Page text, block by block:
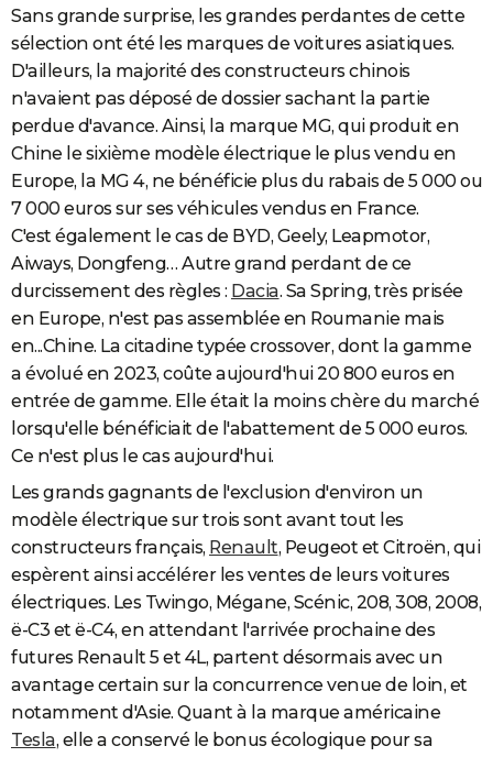
Sans grande surprise, les grandes perdantes de cette
sélection ont été les marques de voitures asiatiques.
D'ailleurs, la majorité des constructeurs chinois
n'avaient pas déposé de dossier sachant la partie
perdue d'avance. Ainsi, la marque MG, qui produit en
Chine le sixième modèle électrique le plus vendu en
Europe, la MG 4, ne bénéficie plus du rabais de 5 000 ou
7 000 euros sur ses véhicules vendus en France.
C'est également le cas de BYD, Geely, Leapmotor,
Aiways, Dongfeng… Autre grand perdant de ce
durcissement des règles : Dacia. Sa Spring, très prisée
en Europe, n'est pas assemblée en Roumanie mais
en...Chine. La citadine typée crossover, dont la gamme
a évolué en 2023, coûte aujourd'hui 20 800 euros en
entrée de gamme. Elle était la moins chère du marché
lorsqu'elle bénéficiait de l'abattement de 5 000 euros.
Ce n'est plus le cas aujourd'hui.
Les grands gagnants de l'exclusion d'environ un
modèle électrique sur trois sont avant tout les
constructeurs français, Renault, Peugeot et Citroën, qui
espèrent ainsi accélérer les ventes de leurs voitures
électriques. Les Twingo, Mégane, Scénic, 208, 308, 2008,
ë-C3 et ë-C4, en attendant l'arrivée prochaine des
futures Renault 5 et 4L, partent désormais avec un
avantage certain sur la concurrence venue de loin, et
notamment d'Asie. Quant à la marque américaine
Tesla, elle a conservé le bonus écologique pour sa